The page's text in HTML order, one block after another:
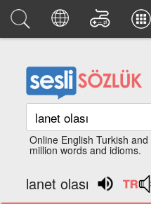
Online English Turkish
million words and idioms.
lanet olası